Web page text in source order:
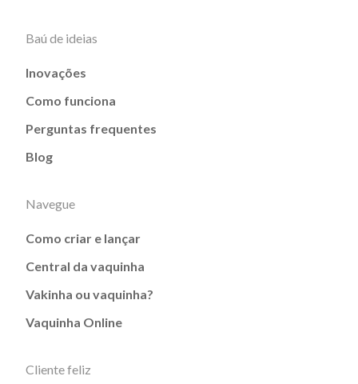
Baú de ideias
Inovações
Como funciona
Perguntas frequentes
Blog
Navegue
Como criar e lançar
Central da vaquinha
Vakinha ou vaquinha?
Vaquinha Online
Cliente feliz